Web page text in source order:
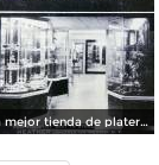
La mejor tienda de plateria.